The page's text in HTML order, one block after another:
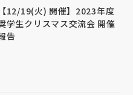
【12/19(火) 開催】2023年度
学生クリスマス交流会 開催
告